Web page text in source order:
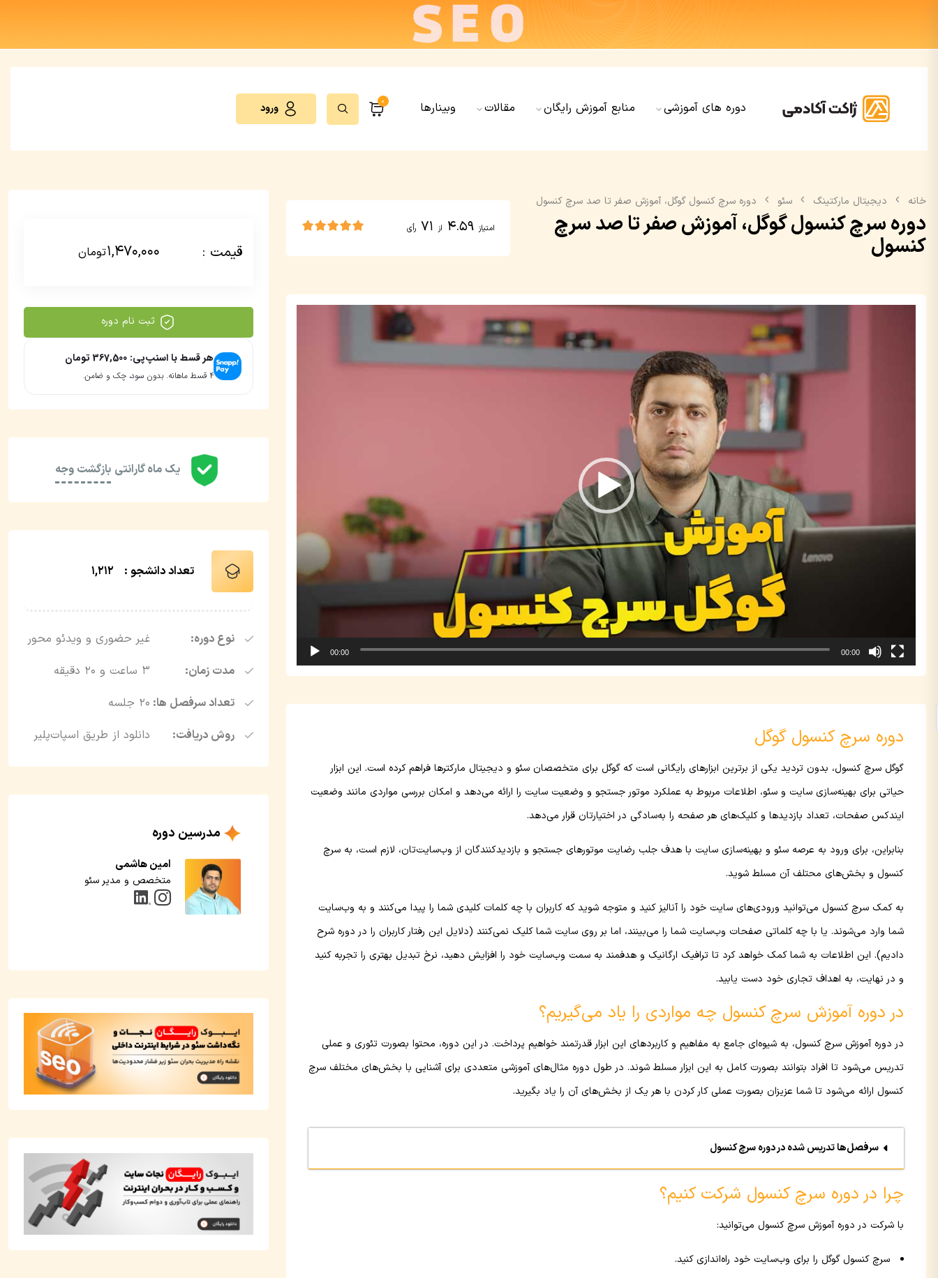
دوره های آموزشی منابع آموزش رایگان مقالات وبینارها 0
ورود
خانه دیجیتال مارکتینگ سئو دوره سرچ کنسول گوگل، آموزش صفر تا صد سرچ کنسول
دوره سرچ کنسول گوگل، آموزش صفر تا صد سرچ
کنسول
امتیاز 4.59 از 71 رأی
00:00 00:00
دوره سرچ کنسول گوگل
گوگل سرچ کنسول، بدون تردید یکی از برترین ابزارهای رایگانی است که گوگل برای متخصصان سئو و دیجیتال مارکترها فراهم کرده است. این ابزار
حیاتی برای بهینه‌سازی سایت و سئو، اطلاعات مربوط به عملکرد موتور جستجو و وضعیت سایت را ارائه می‌دهد و امکان بررسی مواردی مانند وضعیت
ایندکس صفحات، تعداد بازدیدها و کلیک‌های هر صفحه را به‌سادگی در اختیارتان قرار می‌دهد.
بنابراین، برای ورود به عرصه سئو و بهینه‌سازی سایت با هدف جلب رضایت موتورهای جستجو و بازدیدکنندگان از وب‌سایت‌تان، لازم است، به سرچ
کنسول و بخش‌های محتلف آن مسلط شوید.
به کمک سرچ کنسول می‌توانید ورودی‌های سایت خود را آنالیز کنید و متوجه شوید که کاربران با چه کلمات کلیدی شما را پیدا می‌کنند و به وب‌سایت
شما وارد می‌شوند. یا با چه کلماتی صفحات وب‌سایت شما را می‌بینند، اما بر روی سایت شما کلیک نمی‌کنند (دلایل این رفتار کاربران را در دوره شرح
دادیم). این اطلاعات به شما کمک خواهد کرد تا ترافیک ارگانیک و هدفمند به سمت وب‌سایت خود را افزایش دهید، نرخ تبدیل بهتری را تجربه کنید
و در نهایت، به اهداف تجاری خود دست یابید.
در دوره آموزش سرچ کنسول چه مواردی را یاد می‌گیریم؟
در دوره آموزش سرچ کنسول، به شیوه‌ای جامع به مفاهیم و کاربردهای این ابزار قدرتمند خواهیم پرداخت. در این دوره، محتوا بصورت تئوری و عملی
تدریس می‌شود تا افراد بتوانند بصورت کامل به این ابزار مسلط شوند. در طول دوره مثال‌های آموزشی متعددی برای آشنایی با بخش‌های مختلف سرچ
کنسول ارائه می‌شود تا شما عزیزان بصورت عملی کار کردن با هر یک از بخش‌های آن را یاد بگیرید.
سرفصل‌ها تدریس شده در دوره سرچ کنسول
چرا در دوره سرچ کنسول شرکت کنیم؟
با شرکت در دوره آموزش سرچ کنسول می‌توانید:
سرچ کنسول گوگل را برای وب‌سایت خود راه‌اندازی کنید.
قیمت : 1,470,000تومان
ثبت نام دوره
هر قسط با اسنپ‌پی: 367,500 تومان
۴ قسط ماهانه. بدون سود، چک و ضامن.
یک ماه گارانتی بازگشت وجه
تعداد دانشجو : 1,212
نوع دوره:
غیر حضوری و ویدئو محور
مدت زمان:
3 ساعت و ۲۰ دقیقه
تعداد سرفصل ها: ۲۰ جلسه
روش دریافت:
دانلود از طریق اسپات‌پلیر
مدرسین دوره
امین هاشمی
متخصص و مدیر سئو